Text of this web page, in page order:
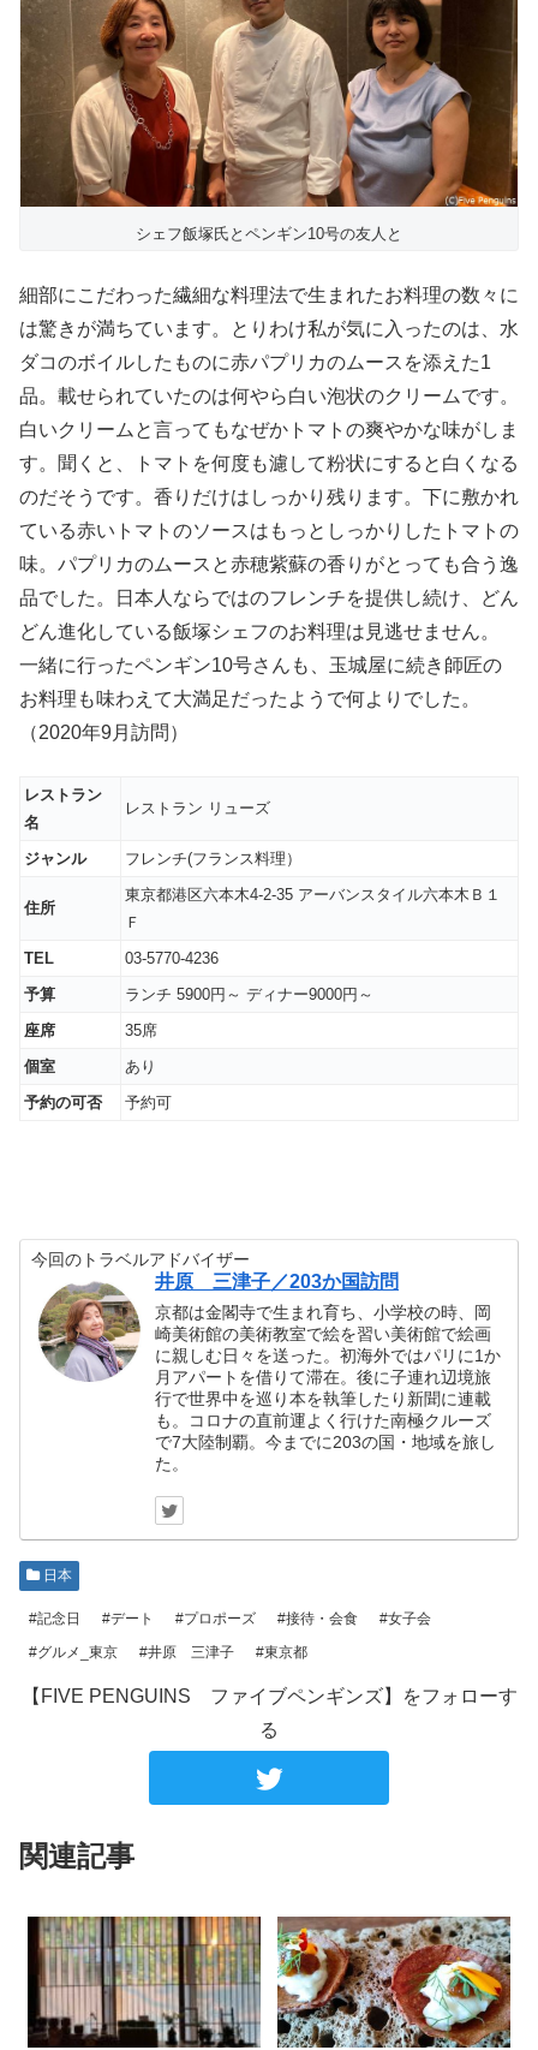
シェフ飯塚氏とペンギン10号の友人と
細部にこだわった繊細な料理法で生まれたお料理の数々に
は驚きが満ちています。とりわけ私が気に入ったのは、水
ダコのボイルしたものに赤パプリカのムースを添えた1
品。載せられていたのは何やら白い泡状のクリームです。
白いクリームと言ってもなぜかトマトの爽やかな味がしま
す。聞くと、トマトを何度も濾して粉状にすると白くなる
のだそうです。香りだけはしっかり残ります。下に敷かれ
ている赤いトマトのソースはもっとしっかりしたトマトの
味。パプリカのムースと赤穂紫蘇の香りがとっても合う逸
品でした。日本人ならではのフレンチを提供し続け、どん
どん進化している飯塚シェフのお料理は見逃せません。
一緒に行ったペンギン10号さんも、玉城屋に続き師匠の
お料理も味わえて大満足だったようで何よりでした。
（2020年9月訪問）
レストラン
名
レストラン リューズ
ジャンル フレンチ(フランス料理）
住所
東京都港区六本木4-2-35 アーバンスタイル六本木Ｂ１
Ｆ
TEL
03-5770-4236
予算
ランチ 5900円～ ディナー9000円～
座席
35席
個室
あり
予約の可否
予約可
今回のトラベルアドバイザー
井原 三津子／203か国訪問
京都は金閣寺で生まれ育ち、小学校の時、岡
崎美術館の美術教室で絵を習い美術館で絵画
に親しむ日々を送った。初海外ではパリに1か
月アパートを借りて滞在。後に子連れ辺境旅
行で世界中を巡り本を執筆したり新聞に連載
も。コロナの直前運よく行けた南極クルーズ
で7大陸制覇。今までに203の国・地域を旅し
た。
日本
#記念日 #デート #プロポーズ #接待・会食
#女子会
#グルメ_東京
#井原 三津子 #東京都
【FIVE PENGUINS ファイブペンギンズ】をフォローす
る
関連記事